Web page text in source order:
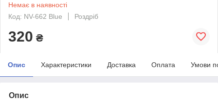
Немає в наявності
Код: NV-662 Blue
Роздріб
320 ₴
Опис Характеристики Доставка Оплата Умови
Опис